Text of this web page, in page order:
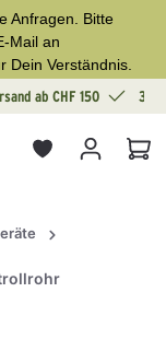
Anfragen. Bitte
Mail an
Dein Verständnis.
ab CHF 150 30